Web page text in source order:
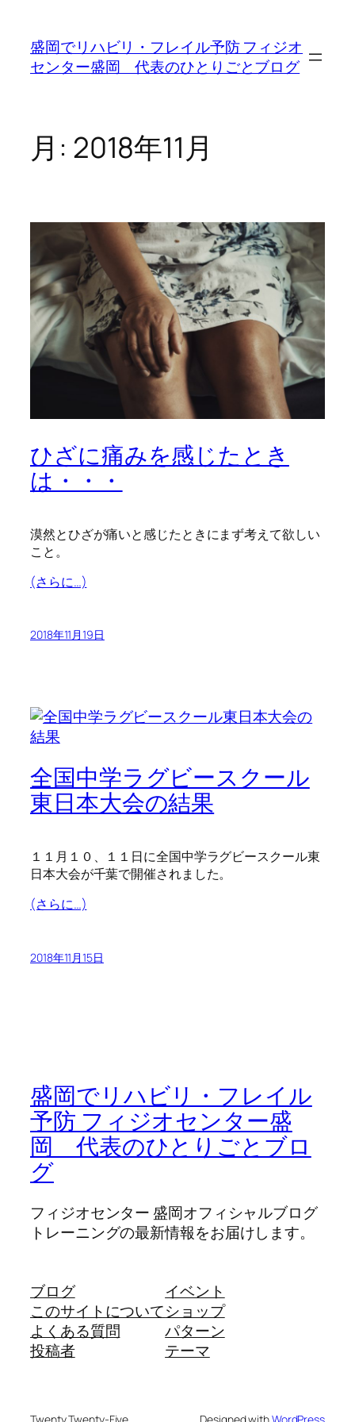
盛岡でリハビリ・フレイル予防 フィジオ
センター盛岡 代表のひとりごとブログ
月: 2018年11月
ひざに痛みを感じたとき
は・・・
漠然とひざが痛いと感じたときにまず考えて欲しい
こと。
(さらに…)
2018年11月19日
全国中学ラグビースクール
東日本大会の結果
１１月１０、１１日に全国中学ラグビースクール東
日本大会が千葉で開催されました。
(さらに…)
2018年11月15日
盛岡でリハビリ・フレイル
予防 フィジオセンター盛
岡 代表のひとりごとブロ
グ
フィジオセンター 盛岡オフィシャルブログ
トレーニングの最新情報をお届けします。
ブログ
このサイトについて
よくある質問
投稿者
イベント
ショップ
パターン
テーマ